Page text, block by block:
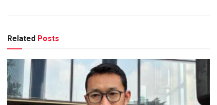
Related Posts